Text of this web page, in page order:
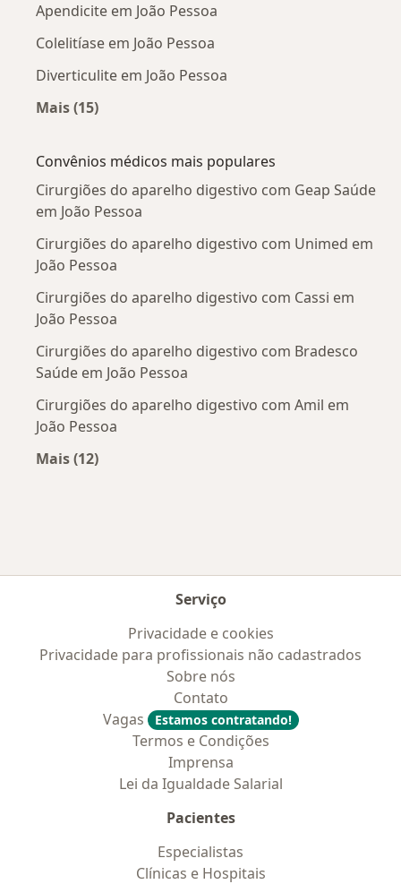
Apendicite em João Pessoa
Colelitíase em João Pessoa
Diverticulite em João Pessoa
Mais (15)
Convênios médicos mais populares
Cirurgiões do aparelho digestivo com Geap Saúde
em João Pessoa
Cirurgiões do aparelho digestivo com Unimed em
João Pessoa
Cirurgiões do aparelho digestivo com Cassi em
João Pessoa
Cirurgiões do aparelho digestivo com Bradesco
Saúde em João Pessoa
Cirurgiões do aparelho digestivo com Amil em
João Pessoa
Mais (12)
Serviço
Privacidade e cookies
Privacidade para profissionais não cadastrados
Sobre nós
Contato
Vagas
Estamos contratando!
Termos e Condições
Imprensa
Lei da Igualdade Salarial
Pacientes
Especialistas
Clínicas e Hospitais